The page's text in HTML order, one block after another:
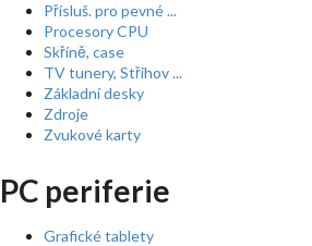
Přísluš. pro pevné ...
Procesory CPU
Skříně, case
TV tunery, Střihov ...
Základní desky
Zdroje
Zvukové karty
PC periferie
Grafické tablety